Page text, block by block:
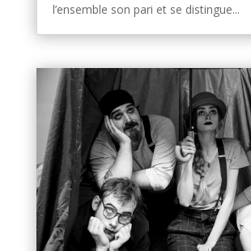
l’ensemble son pari et se distingue...